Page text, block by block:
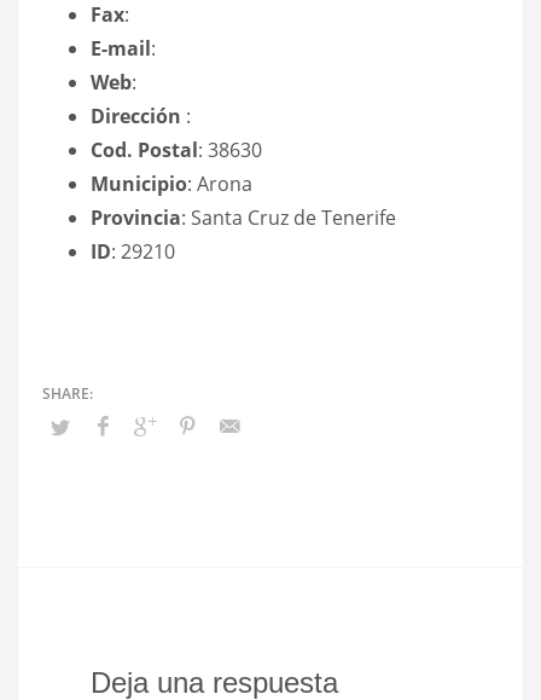
Fax:
E-mail:
Web:
Dirección :
Cod. Postal: 38630
Municipio: Arona
Provincia: Santa Cruz de Tenerife
ID: 29210
Deja una respuesta